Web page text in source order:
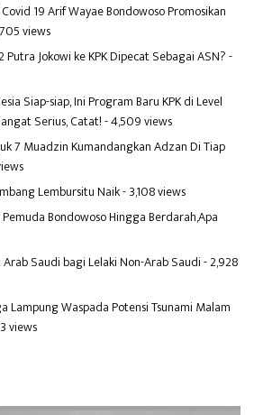
19 Arif Wayae Bondowoso Promosikan
views
Putra Jokowi ke KPK Dipecat Sebagai ASN?-
Siap-siap, Ini Program Baru KPK di Level
Serius, Catat!- 4,509 views
7 Muadzin Kumandangkan Adzan Di Tiap
Lembursitu Naik- 3,108 views
Bondowoso Hingga Berdarah,Apa
Saudi bagi Lelaki Non-Arab Saudi- 2,928
Lampung Waspada Potensi Tsunami Malam
views